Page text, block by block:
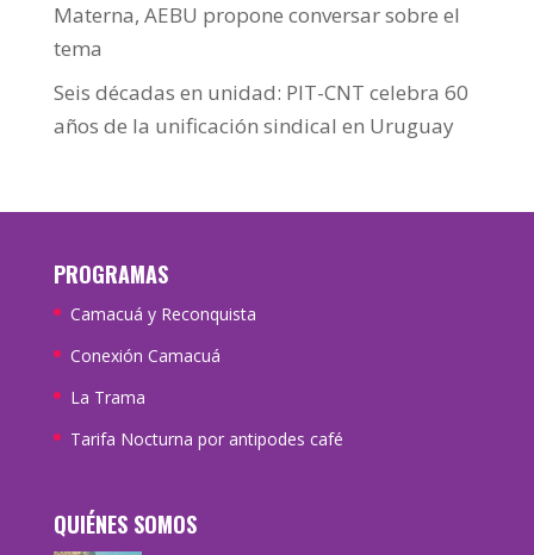
Materna, AEBU propone conversar sobre el
tema
Seis décadas en unidad: PIT-CNT celebra 60
años de la unificación sindical en Uruguay
PROGRAMAS
Camacuá y Reconquista
Conexión Camacuá
La Trama
Tarifa Nocturna por antipodes café
QUIÉNES SOMOS